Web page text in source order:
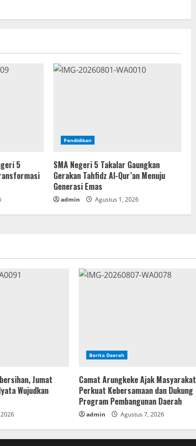
5
Pendidikan
SMA Negeri 5 Takalar Gaungkan
Gerakan Tahfidz Al-Qur’an Menuju
Generasi Emas
admin Agustus 1, 2026
Jumat
Wujudkan
Berita Daerah
Camat Arungkeke Ajak Masyarakat
Perkuat Kebersamaan dan Dukung
Program Pembangunan Daerah
admin Agustus 7, 2026